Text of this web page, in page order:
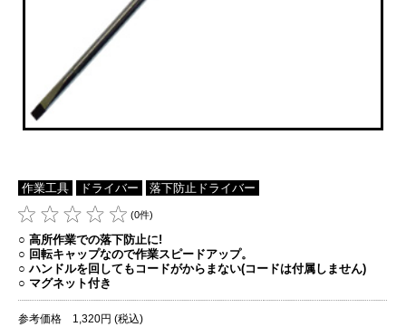
作業工具 ドライバー 落下防止ドライバー
(0件)
○ 高所作業での落下防止に!
○ 回転キャップなので作業スピードアップ。
○ ハンドルを回してもコードがからまない(コードは付属しません)
○ マグネット付き
参考価格 1,320円 (税込)